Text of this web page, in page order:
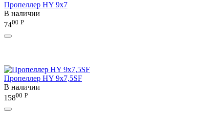
Пропеллер HY 9х7
В наличии
7400 Р
Пропеллер HY 9х7,5SF
В наличии
15800 Р